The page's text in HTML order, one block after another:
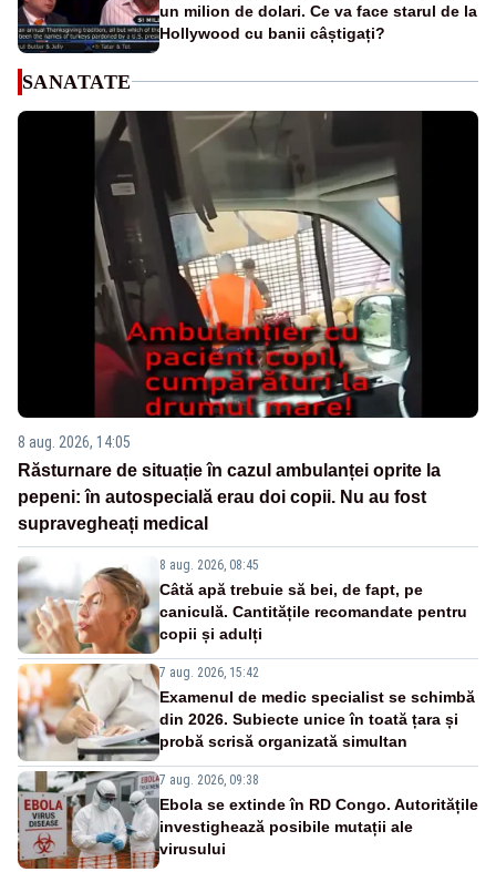
un milion de dolari. Ce va face starul de la
Hollywood cu banii câștigați?
SANATATE
8 aug. 2026, 14:05
Răsturnare de situație în cazul ambulanței oprite la
pepeni: în autospecială erau doi copii. Nu au fost
supravegheați medical
8 aug. 2026, 08:45
Câtă apă trebuie să bei, de fapt, pe
caniculă. Cantitățile recomandate pentru
copii și adulți
7 aug. 2026, 15:42
Examenul de medic specialist se schimbă
din 2026. Subiecte unice în toată țara și
probă scrisă organizată simultan
7 aug. 2026, 09:38
Ebola se extinde în RD Congo. Autoritățile
investighează posibile mutații ale
virusului